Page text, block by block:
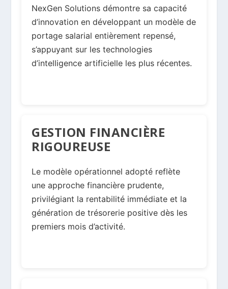
NexGen Solutions démontre sa capacité
d’innovation en développant un modèle de
portage salarial entièrement repensé,
s’appuyant sur les technologies
d’intelligence artificielle les plus récentes.
GESTION FINANCIÈRE
RIGOUREUSE
Le modèle opérationnel adopté reflète
une approche financière prudente,
privilégiant la rentabilité immédiate et la
génération de trésorerie positive dès les
premiers mois d’activité.